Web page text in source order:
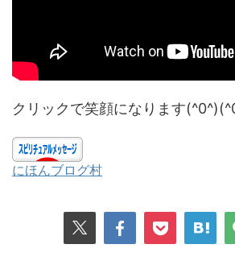
クリックで笑顔になります
にほんブログ村